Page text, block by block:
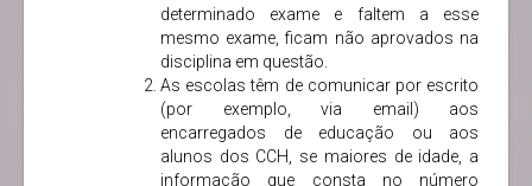
determinado exame e faltem a esse
mesmo exame, ficam não aprovados na
disciplina em questão.
As escolas têm de comunicar por escrito
(por exemplo, via email) aos
encarregados de educação ou aos
alunos dos CCH, se maiores de idade, a
informação que consta no número